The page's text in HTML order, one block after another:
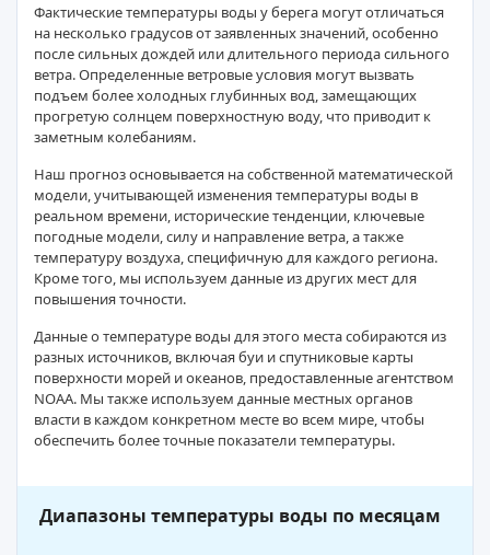
Фактические температуры воды у берега могут отличаться
на несколько градусов от заявленных значений, особенно
после сильных дождей или длительного периода сильного
ветра. Определенные ветровые условия могут вызвать
подъем более холодных глубинных вод, замещающих
прогретую солнцем поверхностную воду, что приводит к
заметным колебаниям.
Наш прогноз основывается на собственной математической
модели, учитывающей изменения температуры воды в
реальном времени, исторические тенденции, ключевые
погодные модели, силу и направление ветра, а также
температуру воздуха, специфичную для каждого региона.
Кроме того, мы используем данные из других мест для
повышения точности.
Данные о температуре воды для этого места собираются из
разных источников, включая буи и спутниковые карты
поверхности морей и океанов, предоставленные агентством
NOAA. Мы также используем данные местных органов
власти в каждом конкретном месте во всем мире, чтобы
обеспечить более точные показатели температуры.
Диапазоны температуры воды по месяцам